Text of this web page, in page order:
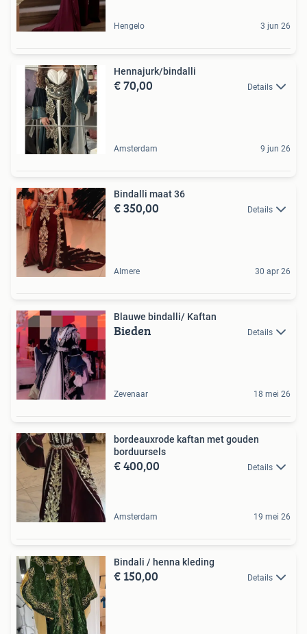
Hengelo 3 jun 26
Hennajurk/bindalli
€ 70,00 Details
Amsterdam 9 jun 26
Bindalli maat 36
€ 350,00 Details
Almere 30 apr 26
Blauwe bindalli/ Kaftan
Bieden Details
Zevenaar 18 mei 26
bordeauxrode kaftan met gouden
borduursels
€ 400,00 Details
Amsterdam 19 mei 26
Bindali / henna kleding
€ 150,00 Details